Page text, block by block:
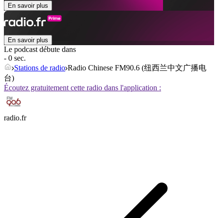
En savoir plus
En savoir plus
Le podcast débute dans
- 0 sec.
Stations de radio Radio Chinese FM90.6 (纽西兰中文广播电
台)
Écoutez gratuitement cette radio dans l'application :
radio.fr